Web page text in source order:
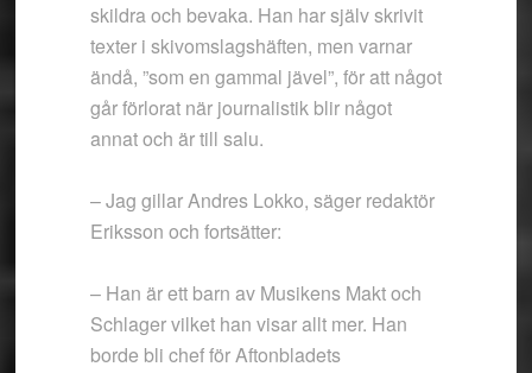
skildra och bevaka. Han har själv skrivit
texter i skivomslagshäften, men varnar
ändå, ”som en gammal jävel”, för att något
går förlorat när journalistik blir något
annat och är till salu.
– Jag gillar Andres Lokko, säger redaktör
Eriksson och fortsätter:
– Han är ett barn av Musikens Makt och
Schlager vilket han visar allt mer. Han
borde bli chef för Aftonbladets